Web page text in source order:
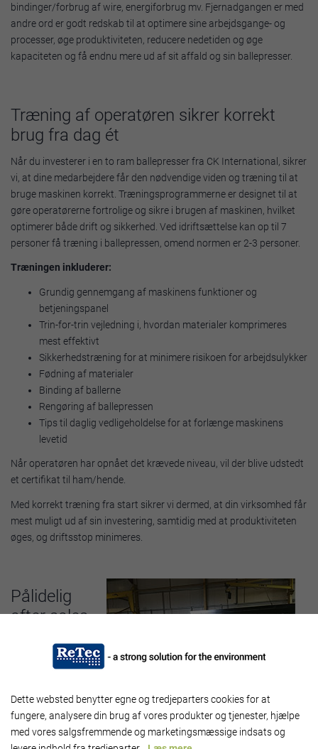
bindinger/forbrug af wire, energiforbrug mv. Fjernadgangen er med
andre ord er godt redskab til at optimere sine arbejdsgange- og
processer, øge produktiviteten, reducere nedetiden og øge
kapaciteten og få endnu mere ud af sit affald og sin ballepresser.
Træning af operatøren sikrer korrekt
brug fra dag ét
Når du investerer i en to ram ballepresser fra CK International, sikrer
vi, at dine medarbejdere får den nødvendige viden og træning til at
bruge maskinen korrekt. Træningsprogrammerne er designet til at
gøre operatørerne fortrolige og sikre i brugen af maskinen, hvilket
optimerer både drift og sikkerhed. Ved idriftsættelse kan op til 7
personer få træning i ballepressen, omend normen er 2-3 personer.
Træningen inkluderer:
Grundig gennemgang af maskinens funktioner og
betjeningspanel
Trin-for-trin vejledning i, hvordan materialer komprimeres
mest effektivt
Sikkerhedstræning for at minimere risikoen for arbejdsulykker
Fødning af materialer
Binding af ballerne
Rengøring af ballepressen
Tips til daglig vedligeholdelse for at forlænge maskinens
levetid
Når operatøren har opnået det krævede niveau, vil der blive udstedt
et certifikat til ham/hende.
Med korrekt træning fra start sikrer vi dermed, at din virksomhed får
mest muligt ud af sin investering, samtidig med at produktiviteten
øges, og driftsstop minimeres.
Pålidelig
after sales-
din twin
ballepresser
Dette websted benytter egne og tredjeparters cookies for at
fungere, analysere din brug af vores produkter og tjenester, hjælpe
med vores salgsfremmende og marketingsmæssige indsats og